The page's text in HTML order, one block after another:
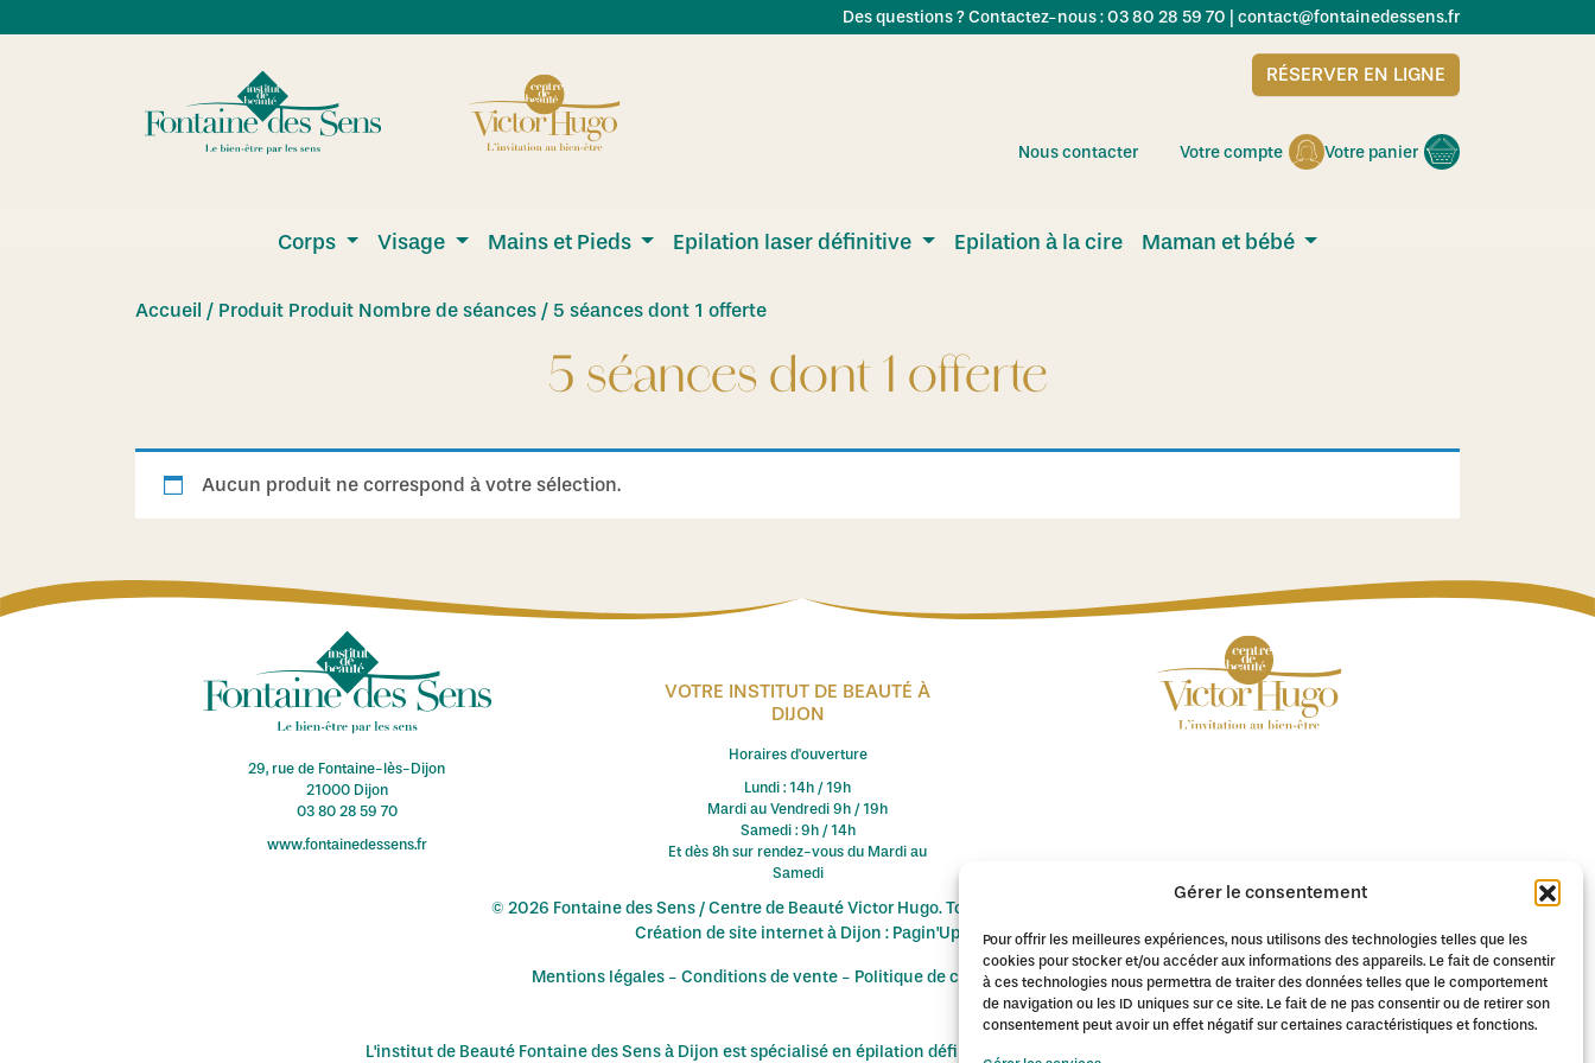
Gérer le consentement
Pour offrir les meilleures expériences, nous utilisons des technologies telles que les
cookies pour stocker et/ou accéder aux informations des appareils. Le fait de consentir
à ces technologies nous permettra de traiter des données telles que le comportement
de navigation ou les ID uniques sur ce site. Le fait de ne pas consentir ou de retirer son
consentement peut avoir un effet négatif sur certaines caractéristiques et fonctions.
Des questions ? Contactez-nous : 03 80 28 59 70 | contact@fontainedessens.fr
RÉSERVER EN LIGNE
Nous contacter Votre compte Votre panier
Corps Visage Mains et Pieds Epilation laser définitive Epilation à la cire Maman et bébé
Accueil / Produit Produit Nombre de séances / 5 séances dont 1 offerte
5 séances dont 1 offerte
Aucun produit ne correspond à votre sélection.
29, rue de Fontaine-lès-Dijon
21000 Dijon
03 80 28 59 70
www.fontainedessens.fr
VOTRE INSTITUT DE BEAUTÉ À
DIJON
Horaires d'ouverture
Lundi : 14h / 19h
Mardi au Vendredi 9h / 19h
Samedi : 9h / 14h
Et dès 8h sur rendez-vous du Mardi au
Samedi
© 2026 Fontaine des Sens / Centre de Beauté Victor Hugo. Tous droits réservés.
Création de site internet à Dijon : Pagin'Up
Mentions légales- Conditions de vente- Politique de confidentialité
L'institut de Beauté Fontaine des Sens à Dijon est spécialisé en épilation définitive au laser diode notamment à :